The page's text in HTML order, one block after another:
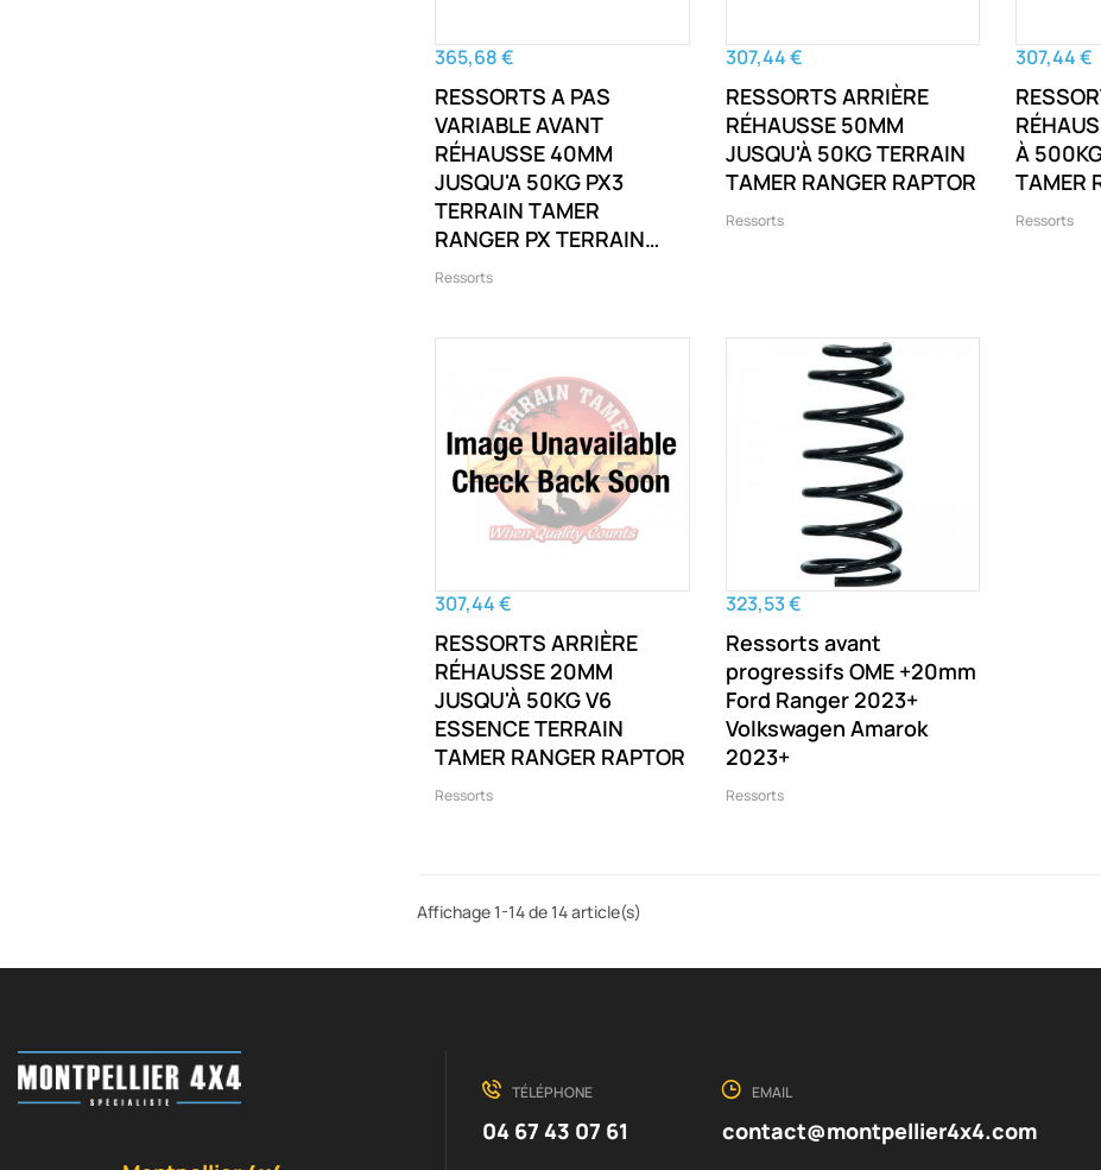
365,68 €
RESSORTS A PAS
VARIABLE AVANT
RÉHAUSSE 40MM
JUSQU'A 50KG PX3
TERRAIN TAMER
RANGER PX TERRAIN
TAMER EVEREST UA 2
Ressorts
307,44 €
RESSORTS ARRIÈRE
RÉHAUSSE 50MM
JUSQU'À 50KG TERRAIN
TAMER RANGER RAPTOR
Ressorts
307,44 €
À
TAMER
Ressorts
307,44 €
RESSORTS ARRIÈRE
RÉHAUSSE 20MM
JUSQU'À 50KG V6
ESSENCE TERRAIN
TAMER RANGER RAPTOR
Ressorts
323,53 €
Ressorts avant
progressifs OME +20mm
Ford Ranger 2023+
Volkswagen Amarok
2023+
Ressorts
Affichage 1-14 de 14 article(s)
TÉLÉPHONE
04 67 43 07 61
EMAIL
contact@montpellier4x4.com